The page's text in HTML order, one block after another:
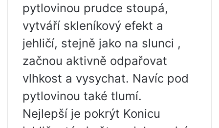
pytlovinou prudce stoupá,
vytváří skleníkový efekt a
jehličí, stejně jako na slunci ,
začnou aktivně odpařovat
vlhkost a vysychat. Navíc pod
pytlovinou také tlumí.
Nejlepší je pokrýt Konicu